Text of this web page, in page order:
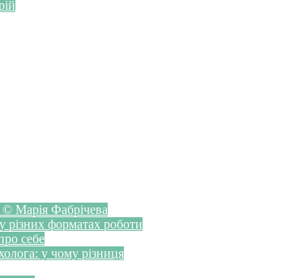
© Марія Фабрічева
різних форматах роботи
себе
у чому різниця